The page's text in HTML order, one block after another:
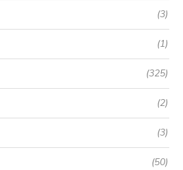
(3)
(1)
(325)
(2)
(3)
(50)